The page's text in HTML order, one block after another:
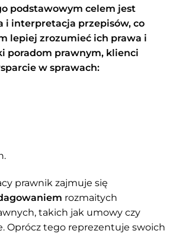
podstawowym celem jest
i interpretacja przepisów, co
lepiej zrozumieć ich prawa i
poradom prawnym, klienci
w sprawach:
prawnik zajmuje się
rozmaitych
takich jak umowy czy
Oprócz tego reprezentuje swoich